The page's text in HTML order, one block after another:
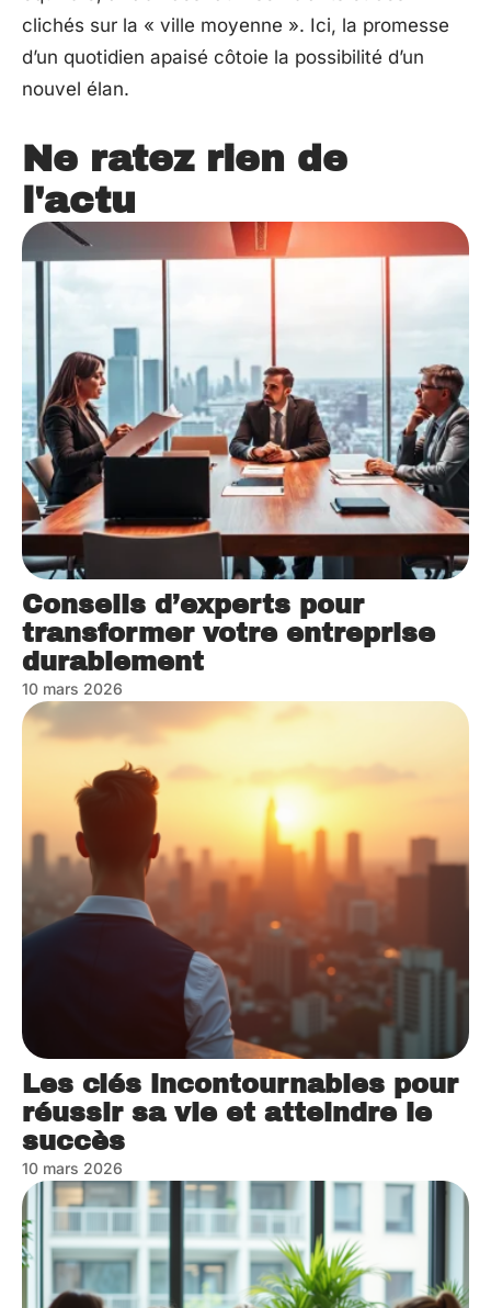
clichés sur la « ville moyenne ». Ici, la promesse
d’un quotidien apaisé côtoie la possibilité d’un
nouvel élan.
Ne ratez rien de
l'actu
Conseils d’experts pour
transformer votre entreprise
durablement
10 mars 2026
Les clés incontournables pour
réussir sa vie et atteindre le
succès
10 mars 2026